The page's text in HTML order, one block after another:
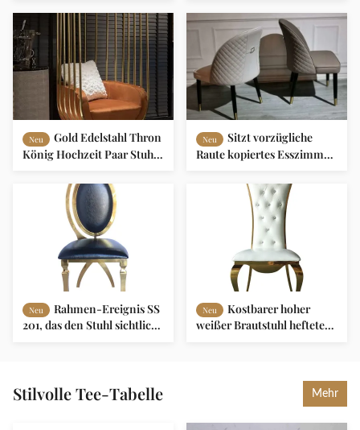
lederne Rückenlehne
aufgefüllten Esszimmer-
Stühlen vor
Beinen
Neu
Gold Edelstahl Thron
König Hochzeit Paar Stuhl
Neu
Sitzt vorzügliche
Raute kopiertes Esszimmer
Eisen-Rahmen vor
Neu
Rahmen-Ereignis SS
201, das den Stuhl sichtlich
Neu
Kostbarer hoher
weißer Brautstuhl heftete
Stilvolle Tee-Tabelle Mehr